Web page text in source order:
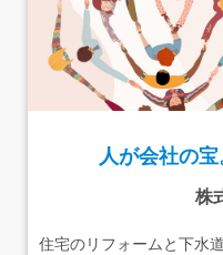
人が会社の宝
株
住宅のリフォームと下水